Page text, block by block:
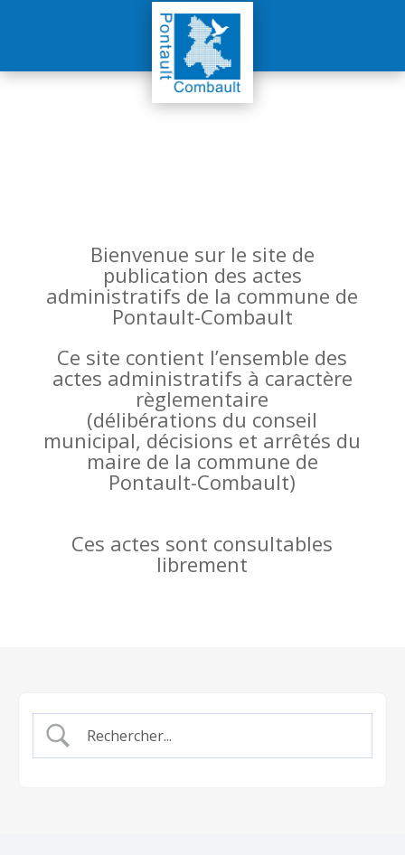
Bienvenue sur le site de
publication des actes
administratifs de la commune de
Pontault-Combault
Ce site contient l’ensemble des
actes administratifs à caractère
règlementaire
(délibérations du conseil
municipal, décisions et arrêtés du
maire de la commune de
Pontault-Combault)
Ces actes sont consultables
librement